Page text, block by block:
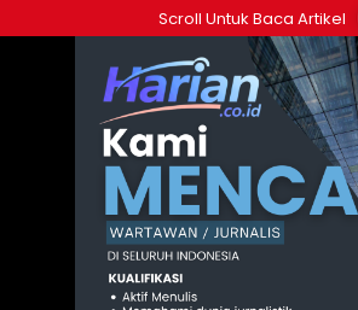
ke
Scroll Untuk Baca Artikel